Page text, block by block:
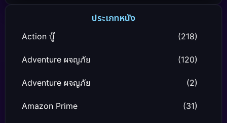
ประเภทหนัง
Action บู๊ (218)
Adventure ผจญภัย (120)
Adventure ผจญภัย (2)
Amazon Prime (31)